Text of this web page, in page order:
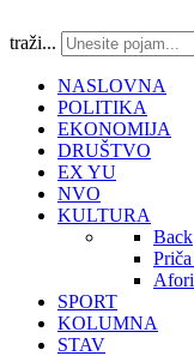
traži...
NASLOVNA
POLITIKA
EKONOMIJA
DRUŠTVO
EX YU
NVO
KULTURA
Back
SPORT
KOLUMNA
STAV